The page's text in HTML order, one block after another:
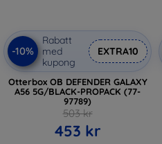
-10%
Rabatt
med
kupong
EXTRA10
Otterbox OB DEFENDER GALAXY
A56 5G/BLACK-PROPACK (77-
97789)
503 kr
453 kr